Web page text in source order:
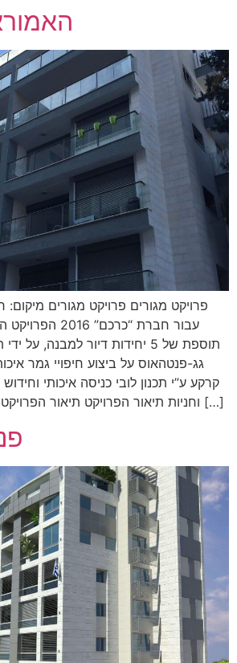
פרויקט מגורים פרויקט מגורים
עבור חברת
גג-פנטהאוס על ביצוע חיפויי גמר
קרקע ע”י תכנון לובי כניסה איכותי
וחניות תיאור הפרויקט תיאור הפרויקט פרויקט מגורים מבנה […]